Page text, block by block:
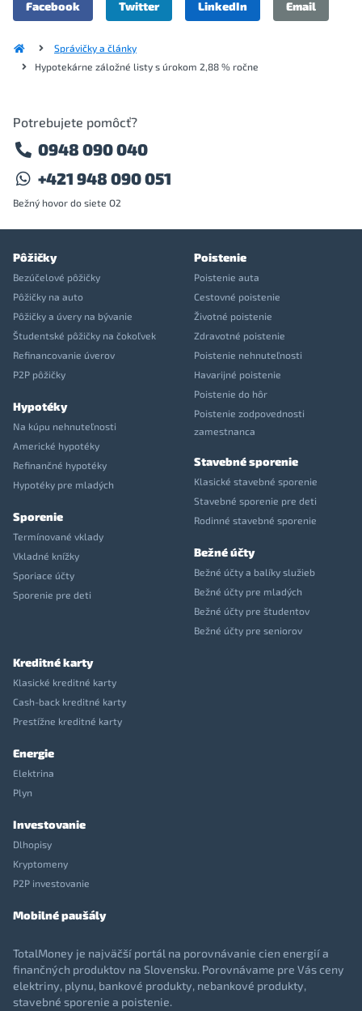
Facebook Twitter LinkedIn Email
Správičky a články
Hypotekárne záložné listy s úrokom 2,88 % ročne
Potrebujete pomôcť?
0948 090 040
+421 948 090 051
Bežný hovor do siete O2
Pôžičky
Bezúčelové pôžičky
Pôžičky na auto
Pôžičky a úvery na bývanie
Študentské pôžičky na čokoľvek
Refinancovanie úverov
P2P pôžičky
Hypotéky
Na kúpu nehnuteľnosti
Americké hypotéky
Refinančné hypotéky
Hypotéky pre mladých
Sporenie
Termínované vklady
Vkladné knížky
Sporiace účty
Sporenie pre deti
Poistenie
Poistenie auta
Cestovné poistenie
Životné poistenie
Zdravotné poistenie
Poistenie nehnuteľnosti
Havarijné poistenie
Poistenie do hôr
Poistenie zodpovednosti
zamestnanca
Stavebné sporenie
Klasické stavebné sporenie
Stavebné sporenie pre deti
Rodinné stavebné sporenie
Bežné účty
Bežné účty a balíky služieb
Bežné účty pre mladých
Bežné účty pre študentov
Bežné účty pre seniorov
Kreditné karty
Klasické kreditné karty
Cash-back kreditné karty
Prestížne kreditné karty
Energie
Elektrina
Plyn
Investovanie
Dlhopisy
Kryptomeny
P2P investovanie
Mobilné paušály
TotalMoney je najväčší portál na porovnávanie cien energií a
finančných produktov na Slovensku. Porovnávame pre Vás ceny
elektriny, plynu, bankové produkty, nebankové produkty,
stavebné sporenie a poistenie.